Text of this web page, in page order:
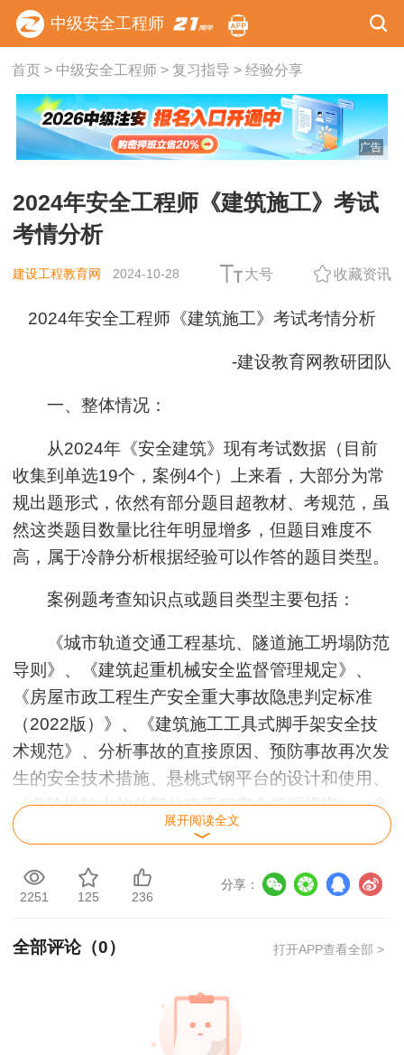
中级安全工程师
首页> 中级安全工程师> 复习指导 > 经验分享
广告
2024年安全工程师《建筑施工》考试
考情分析
建设工程教育网 2024-10-28 大号 收藏资讯
2024年安全工程师《建筑施工》考试考情分析
-建设教育网教研团队
一、整体情况：
从2024年《安全建筑》现有考试数据（目前
收集到单选19个，案例4个）上来看，大部分为常
规出题形式，依然有部分题目超教材、考规范，虽
然这类题目数量比往年明显增多，但题目难度不
高，属于冷静分析根据经验可以作答的题目类型。
案例题考查知识点或题目类型主要包括：
《城市轨道交通工程基坑、隧道施工坍塌防范
导则》、《建筑起重机械安全监督管理规定》、
《房屋市政工程生产安全重大事故隐患判定标准
（2022版）》、《建筑施工工具式脚手架安全技
术规范》、分析事故的直接原因、预防事故再次发
生的安全技术措施、悬桃式钢平台的设计和使用、
《危险性较大的分部分项工程安全管理规定》（参
加验收人员）、《建筑与施工现场安全卫生与职业
措施）、《建筑施工安全技术统一规范》（安全技
规范》（基坑监测的内容）、《建筑施工扣件式钢
法）、关于塔式起重机隐患的识别、《生产安全事
故应急演练基本规范》（应急演练的四个环节）
展开阅读全文
2251 125 236
分享：
全部评论（0） 打开APP查看全部 >